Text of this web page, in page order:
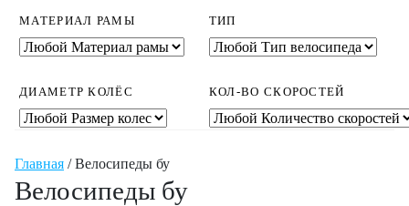
МАТЕРИАЛ РАМЫ ТИП
ДИАМЕТР КОЛЁС КОЛ-ВО СКОРОСТЕЙ
Главная / Велосипеды бу
Велосипеды бу